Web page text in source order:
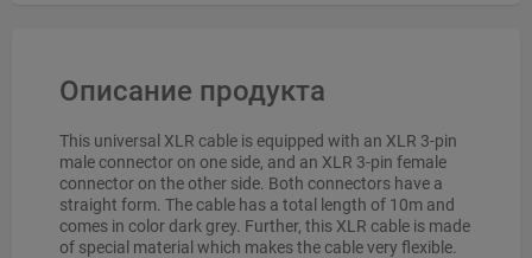
Описание продукта
This universal XLR cable is equipped with an XLR 3-pin
male connector on one side, and an XLR 3-pin female
connector on the other side. Both connectors have a
straight form. The cable has a total length of 10m and
comes in color dark grey. Further, this XLR cable is made
of special material which makes the cable very flexible.